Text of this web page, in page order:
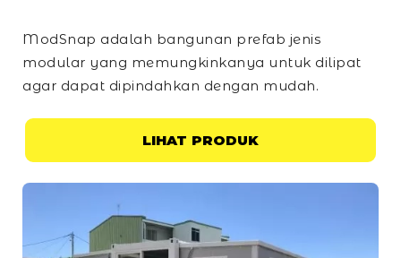
ModSnap adalah bangunan prefab jenis
modular yang memungkinkanya untuk dilipat
agar dapat dipindahkan dengan mudah.
LIHAT PRODUK